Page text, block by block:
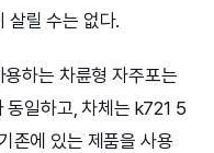
살릴 수는 없다.
하는 차륜형 자주포는
동일하고, 차체는 k721 5
존에 있는 제품을 사용